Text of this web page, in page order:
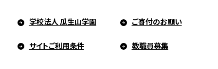
学校法人 瓜生山学園 ご寄付のお願い
サイトご利用条件 教職員募集